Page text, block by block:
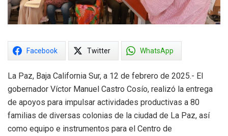
Facebook Twitter WhatsApp
La Paz, Baja California Sur, a 12 de febrero de 2025.- El
gobernador Víctor Manuel Castro Cosío, realizó la entrega
de apoyos para impulsar actividades productivas a 80
familias de diversas colonias de la ciudad de La Paz, así
como equipo e instrumentos para el Centro de